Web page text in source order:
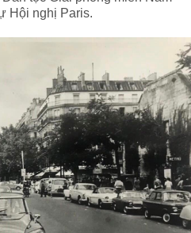
Hội nghị Paris.